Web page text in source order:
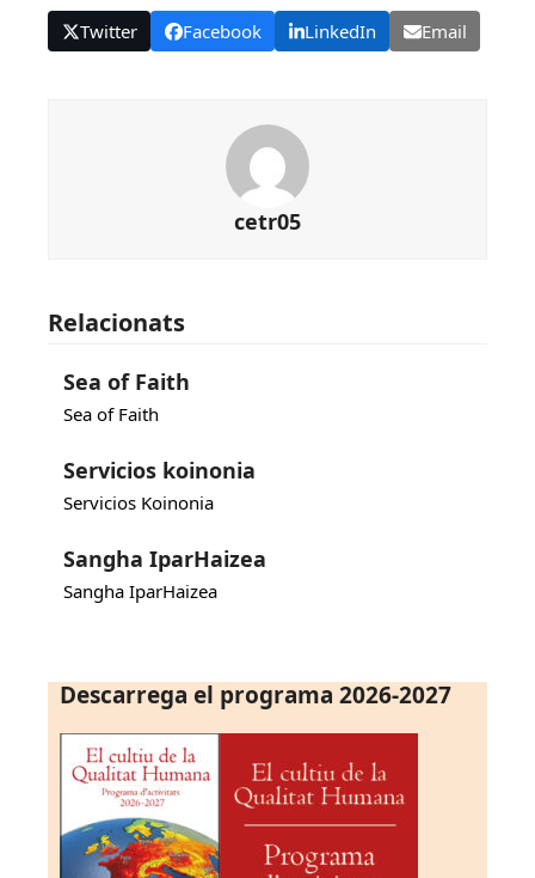
Twitter Facebook LinkedIn Email
cetr05
Relacionats
Sea of Faith
Sea of Faith
Servicios koinonia
Servicios Koinonia
Sangha IparHaizea
Sangha IparHaizea
Descarrega el programa 2026-2027